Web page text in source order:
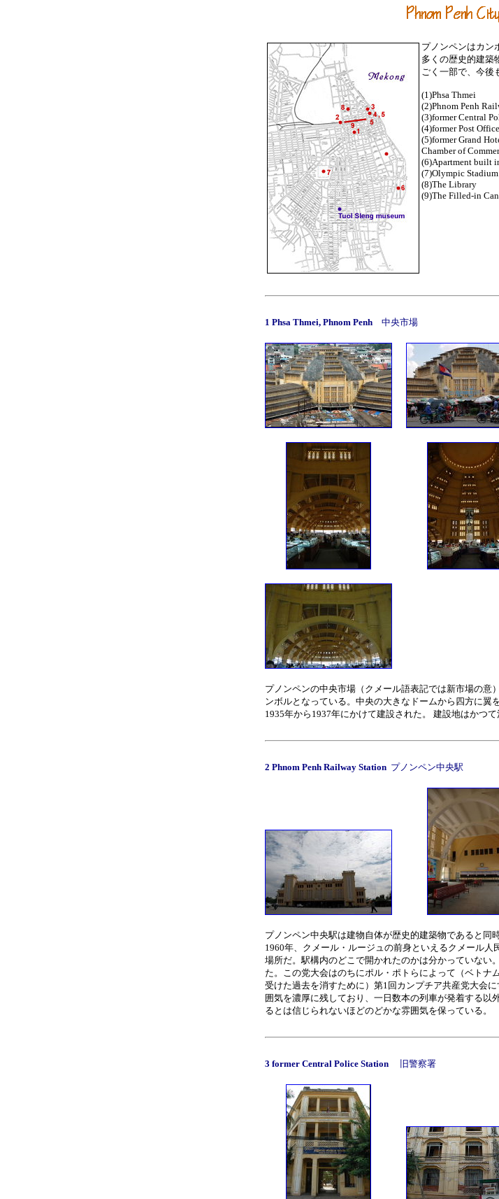
プノンペンはカン
多くの歴史的建築
ごく一部で、今後
(1)Phsa Thmei
(2)Phnom Penh
(3)former Central
(4)former Post Office
(5)former Grand
Chamber of
(6)Apartment built
(7)Olympic Stadium
(8)The Library
(9)The Filled-in
1 Phsa Thmei, Phnom Penh 中央市場
プノンペンの中央市場（クメール語表記では新市場の意
ンボルとなっている。中央の大きなドームから四方に翼
1935年から1937年にかけて建設された。 建設地はかつて
2 Phnom Penh Railway Station プノンペン中央駅
プノンペン中央駅は建物自体が歴史的建築物であると同
1960年、クメール・ルージュの前身といえるクメール
場所だ。駅構内のどこで開かれたのかは分かっていない
た。この党大会はのちにポル・ポトらによって（ベトナ
受けた過去を消すために）第1回カンプチア共産党大会
囲気を濃厚に残しており、一日数本の列車が発着する以
るとは信じられないほどのどかな雰囲気を保っている。
3 former Central Police Station 旧警察署